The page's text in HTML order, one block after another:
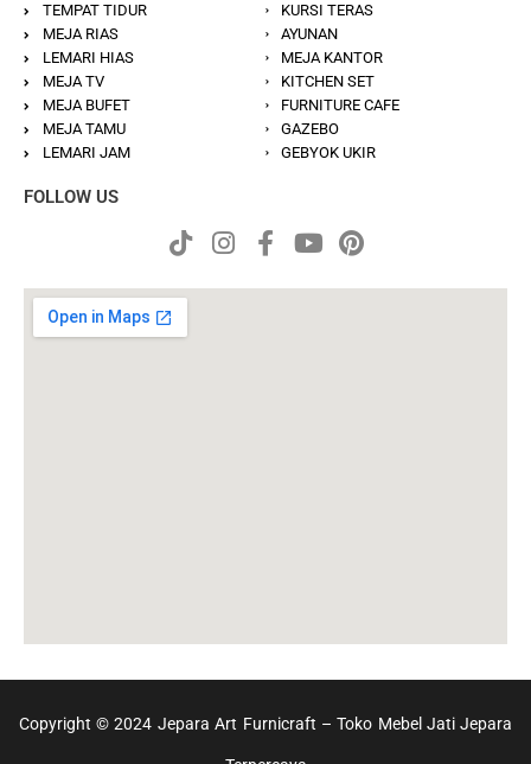
TEMPAT TIDUR
MEJA RIAS
LEMARI HIAS
MEJA TV
MEJA BUFET
MEJA TAMU
LEMARI JAM
KURSI TERAS
AYUNAN
MEJA KANTOR
KITCHEN SET
FURNITURE CAFE
GAZEBO
GEBYOK UKIR
FOLLOW US
Copyright © 2024 Jepara Art Furnicraft – Toko Mebel Jati Jepara